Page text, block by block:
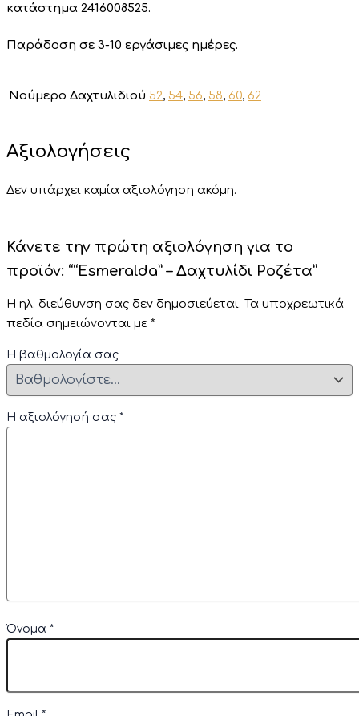
κατάστημα 2416008525.
Παράδοση σε 3-10 εργάσιμες ημέρες.
Νούμερο Δαχτυλιδιού 52, 54, 56, 58, 60, 62
Αξιολογήσεις
Δεν υπάρχει καμία αξιολόγηση ακόμη.
Κάνετε την πρώτη αξιολόγηση για το
προϊόν: ““Esmeralda” – Δαχτυλίδι Ροζέτα”
Η ηλ. διεύθυνση σας δεν δημοσιεύεται. Τα υποχρεωτικά
πεδία σημειώνονται με *
Η βαθμολογία σας
Η αξιολόγησή σας *
Όνομα *